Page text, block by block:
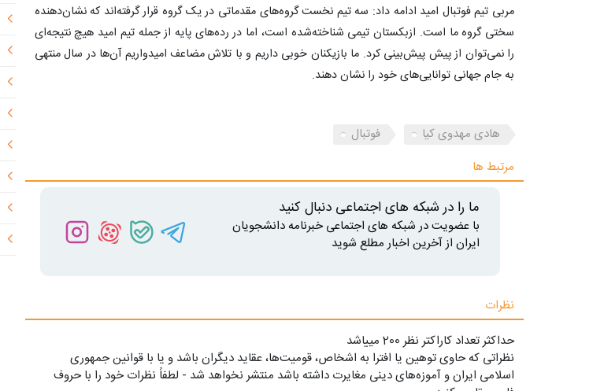
مربی تیم فوتبال امید ادامه داد: سه تیم نخست گروه‌های مقدماتی در یک گروه قرار گرفته‌اند که نشان‌دهنده
سختی گروه ما است. ازبکستان تیمی شناخته‌شده است، اما در رده‌های پایه از جمله تیم امید هیچ نتیجه‌ای
را نمی‌توان از پیش پیش‌بینی کرد. ما بازیکنان خوبی داریم و با تلاش مضاعف امیدواریم آن‌ها در سال منتهی
به جام جهانی توانایی‌های خود را نشان دهند.
هادی مهدوی کیا
فوتبال
مرتبط ها
ما را در شبکه های اجتماعی دنبال کنید
با عضویت در شبکه های اجتماعی خبرنامه دانشجویان
ایران از آخرین اخبار مطلع شوید
نظرات
حداکثر تعداد کاراکتر نظر 200 ميياشد
نظراتی که حاوی توهین یا افترا به اشخاص، قومیت‌ها، عقاید دیگران باشد و یا با قوانین جمهوری
اسلامی ایران و آموزه‌های دینی مغایرت داشته باشد منتشر نخواهد شد - لطفاً نظرات خود را با حروف